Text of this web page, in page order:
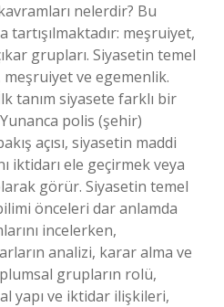
nelerdir? Bu
meşruiyet,
grupları. Siyasetin temel
meşruiyet ve egemenlik.
tanım siyasete farklı bir
Yunanca polis (şehir)
açısı, siyasetin maddi
iktidarı ele geçirmek veya
görür. Siyasetin temel
önceleri dar anlamda
incelerken,
analizi, karar alma ve
grupların rolü,
yapı ve iktidar ilişkileri,